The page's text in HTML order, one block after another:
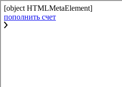
[object HTMLMetaElement]
пополнить счет